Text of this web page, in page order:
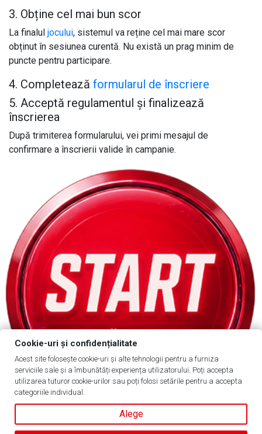
3. Obține cel mai bun scor
La finalul jocului, sistemul va reține cel mai mare scor
obținut în sesiunea curentă. Nu există un prag minim de
puncte pentru participare.
4. Completează formularul de înscriere
5. Acceptă regulamentul și finalizează
înscrierea
După trimiterea formularului, vei primi mesajul de
confirmare a înscrierii valide în campanie.
Cookie-uri și confidențialitate
Acest site folosește cookie-uri și alte tehnologii pentru a furniza
serviciile sale și a îmbunătăți experiența utilizatorului. Poți accepta
utilizarea tuturor cookie-urilor sau poți folosi setările pentru a accepta
categoriile individual.
Alege